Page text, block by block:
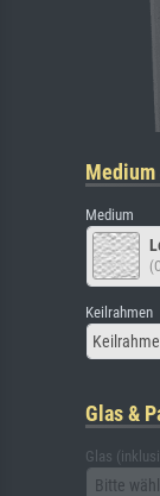
Medium
Medium
Keilrahmen
Glas &
Glas
Bitte